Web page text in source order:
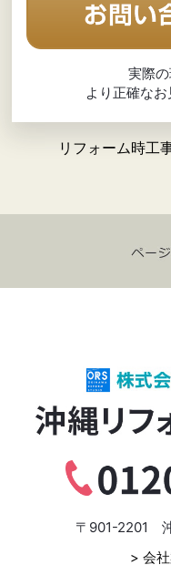
実際
より正確な
リフォーム時工
〒901-2201
> 会